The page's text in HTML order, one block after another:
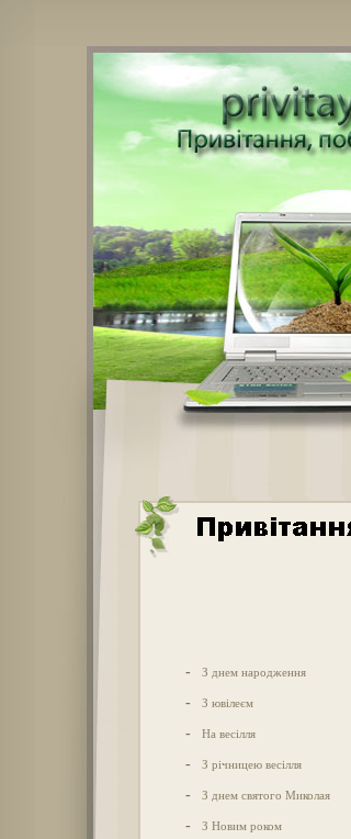
- З днем народження
- З ювілеєм
- На весілля
- З річницею весілля
- З днем святого Миколая
- З Новим роком